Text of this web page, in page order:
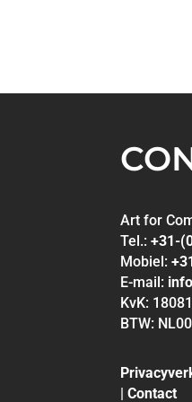
Art for
Tel.:+31-
Mobiel:
E-mail:
KvK:
BTW:
|Contact